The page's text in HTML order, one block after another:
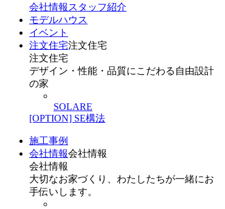
会社情報 スタッフ紹介
モデルハウス
イベント
注文住宅注文住宅
注文住宅
デザイン・性能・品質にこだわる自由設計
の家
SOLARE
[OPTION] SE構法
施工事例
会社情報会社情報
会社情報
大切なお家づくり、わたしたちが一緒にお
手伝いします。